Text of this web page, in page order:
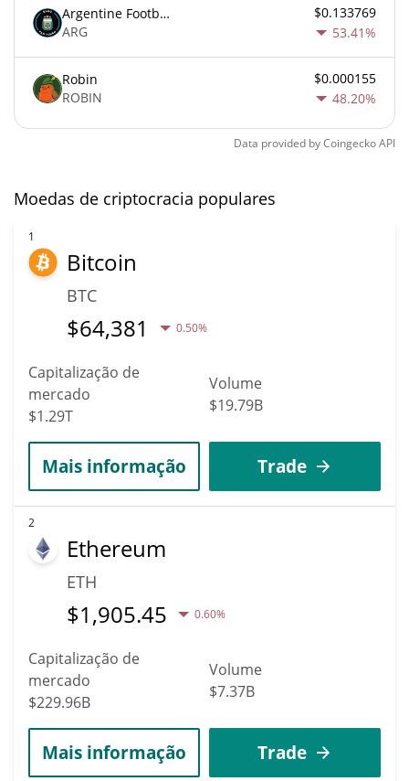
Argentine Football Association Fan Token
ARG
$0.133769
53.41%
Robin
ROBIN
$0.000155
48.20%
Data provided byCoingeckoAPI
Moedas de criptocracia populares
1
Bitcoin
BTC
$64,381 0.50%
Capitalização de
mercado
$1.29T
Volume
$19.79B
Mais informação Trade
2
Ethereum
ETH
$1,905.45 0.60%
Capitalização de
mercado
$229.96B
Volume
$7.37B
Mais informação Trade